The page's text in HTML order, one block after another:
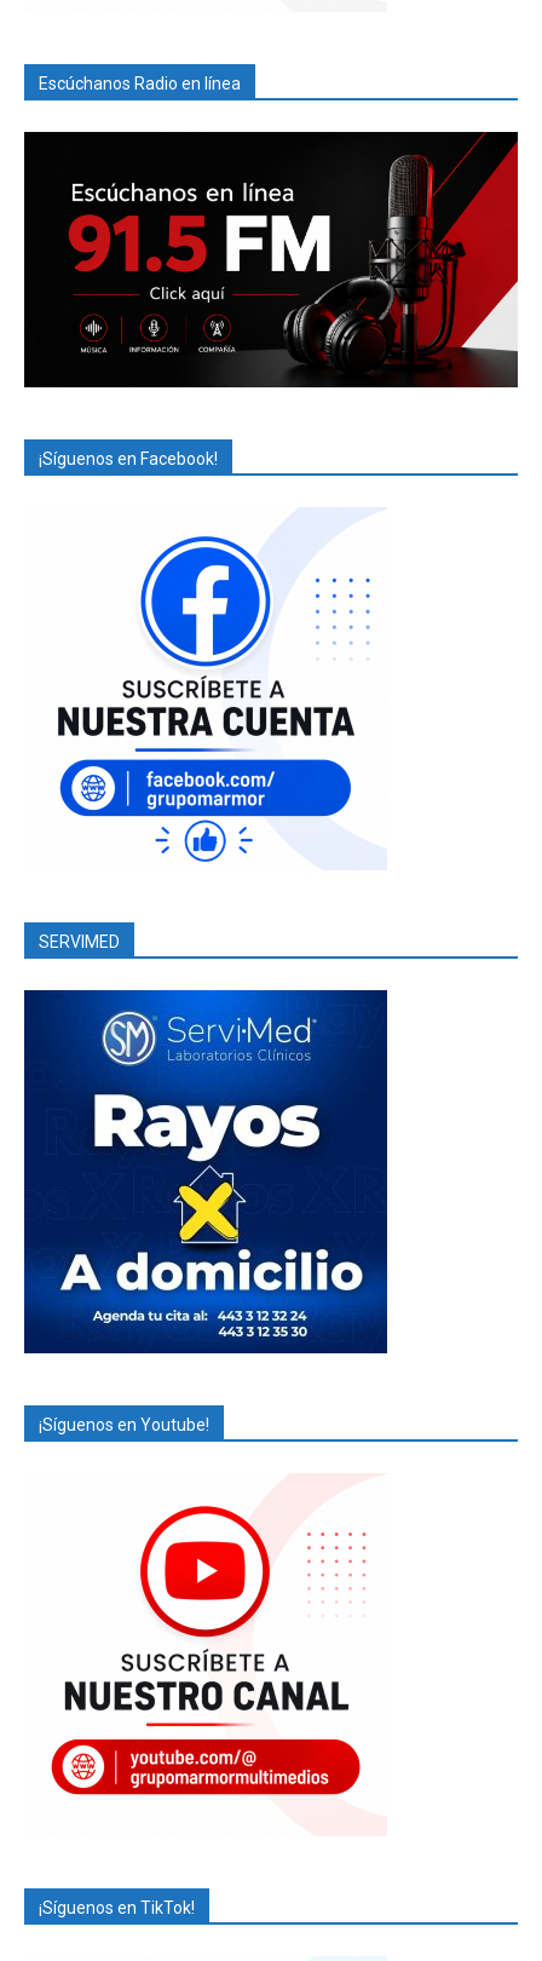
Escúchanos Radio en línea
¡Síguenos en Facebook!
SERVIMED
¡Síguenos en Youtube!
¡Síguenos en TikTok!